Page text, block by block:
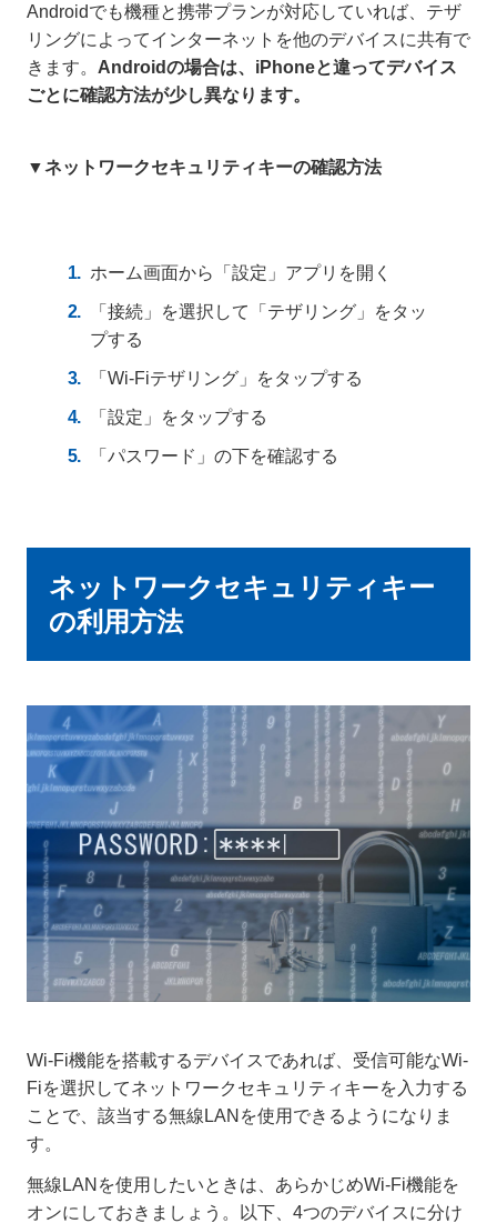
Androidでも機種と携帯プランが対応していれば、テザ
リングによってインターネットを他のデバイスに共有で
きます。 Androidの場合は、iPhoneと違ってデバイス
ごとに確認方法が少し異なります。
▼ネットワークセキュリティキーの確認方法
ホーム画面から「設定」アプリを開く
「接続」を選択して「テザリング」をタッ
プする
「Wi-Fiテザリング」をタップする
「設定」をタップする
「パスワード」の下を確認する
ネットワークセキュリティキー
の利用方法
Wi-Fi機能を搭載するデバイスであれば、受信可能なWi-
Fiを選択してネットワークセキュリティキーを入力する
ことで、該当する無線LANを使用できるようになりま
す。
無線LANを使用したいときは、あらかじめWi-Fi機能を
オンにしておきましょう。以下、4つのデバイスに分け